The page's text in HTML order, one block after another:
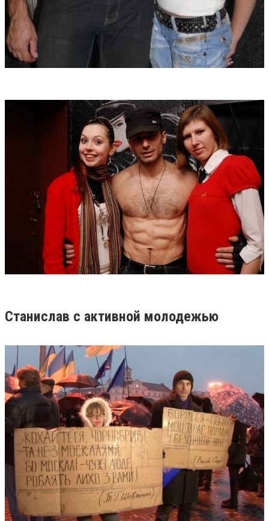
Станислав с активной молодежью